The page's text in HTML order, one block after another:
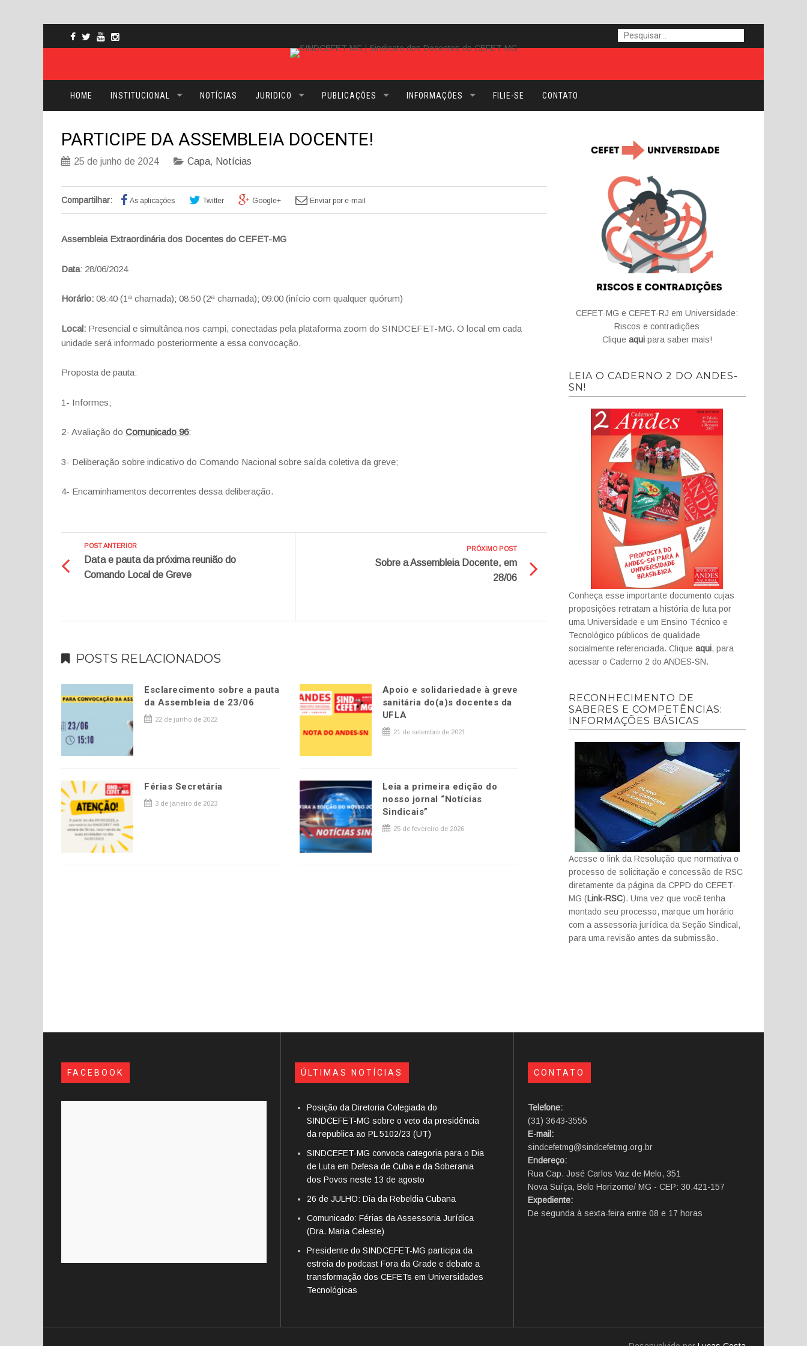
HOME INSTITUCIONAL NOTÍCIAS JURIDICO PUBLICAÇÕES INFORMAÇÕES FILIE-SE CONTATO
PARTICIPE DA ASSEMBLEIA DOCENTE!
25 de junho de 2024 Capa, Notícias
Compartilhar: As aplicações Twitter Google+ Enviar por e-mail
Assembleia Extraordinária dos Docentes do CEFET-MG
Data: 28/06/2024
Horário: 08:40 (1ª chamada); 08:50 (2ª chamada); 09:00 (início com qualquer quórum)
Local: Presencial e simultânea nos campi, conectadas pela plataforma zoom do SINDCEFET-MG. O local em cada
unidade será informado posteriormente a essa convocação.
Proposta de pauta:
1- Informes;
2- Avaliação do Comunicado 96;
3- Deliberação sobre indicativo do Comando Nacional sobre saída coletiva da greve;
4- Encaminhamentos decorrentes dessa deliberação.
POST ANTERIOR
Data e pauta da próxima reunião do
Comando Local de Greve
PRÓXIMO POST
Sobre a Assembleia Docente, em
28/06
POSTS RELACIONADOS
Esclarecimento sobre a pauta
da Assembleia de 23/06
22 de junho de 2022
Apoio e solidariedade à greve
sanitária do(a)s docentes da
UFLA
21 de setembro de 2021
Férias Secretária
3 de janeiro de 2023
Leia a primeira edição do
nosso jornal “Notícias
Sindicais”
25 de fevereiro de 2026
CEFET-MG e CEFET-RJ em Universidade:
Riscos e contradições
Clique aquipara saber mais!
LEIA O CADERNO 2 DO ANDES-
SN!
Conheça esse importante documento cujas
proposições retratam a história de luta por
uma Universidade e um Ensino Técnico e
Tecnológico públicos de qualidade
socialmente referenciada. Clique aqui, para
acessar o Caderno 2 do ANDES-SN.
RECONHECIMENTO DE
SABERES E COMPETÊNCIAS:
INFORMAÇÕES BÁSICAS
Acesse o link da Resolução que normativa o
processo de solicitação e concessão de RSC
diretamente da página da CPPD do CEFET-
MG (Link-RSC). Uma vez que você tenha
montado seu processo, marque um horário
com a assessoria jurídica da Seção Sindical,
para uma revisão antes da submissão.
FACEBOOK ÚLTIMAS NOTÍCIAS
Posição da Diretoria Colegiada do
SINDCEFET-MG sobre o veto da presidência
da republica ao PL 5102/23 (UT)
SINDCEFET-MG convoca categoria para o Dia
de Luta em Defesa de Cuba e da Soberania
dos Povos neste 13 de agosto
26 de JULHO: Dia da Rebeldia Cubana
Comunicado: Férias da Assessoria Jurídica
(Dra. Maria Celeste)
Presidente do SINDCEFET-MG participa da
estreia do podcast Fora da Grade e debate a
transformação dos CEFETs em Universidades
Tecnológicas
CONTATO
Telefone:
(31) 3643-3555
E-mail:
sindcefetmg@sindcefetmg.org.br
Endereço:
Rua Cap. José Carlos Vaz de Melo, 351
Nova Suíça, Belo Horizonte/ MG - CEP: 30.421-157
Expediente:
De segunda à sexta-feira entre 08 e 17 horas